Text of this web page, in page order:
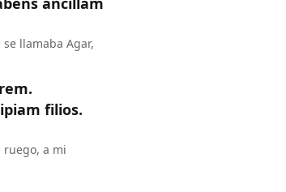
llamaba Agar,
filios.
ruego, a mi